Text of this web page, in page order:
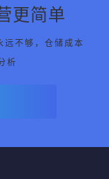
更简单
远不够，仓储成本
析